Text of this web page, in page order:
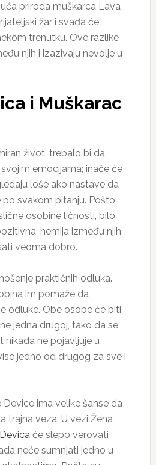
priroda muškarca Lava
žar i svađa će
trenutku. Ove razlike
njih i izazivaju nevolje u
i Muškarac
život, trebalo bi da
emocijama; inače će
loše ako nastave da
po svakom pitanju. Pošto
osobine ličnosti, bilo
hemija između njih
veoma dobro.
praktičnih odluka.
im pomaže da
odluke. Obe osobe će biti
jedna drugoj, tako da se
nikada ne pojavljuje u
jedno od drugog za sve i
ima velike šanse da
trajna veza. U vezi Žena
će slepo verovati
neće sumnjati jedno u